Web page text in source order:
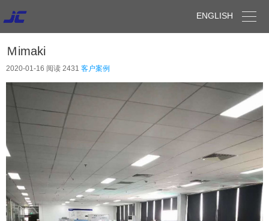
ENGLISH 
Ｍimaki
2020-01-16 阅读 2431 客户案例